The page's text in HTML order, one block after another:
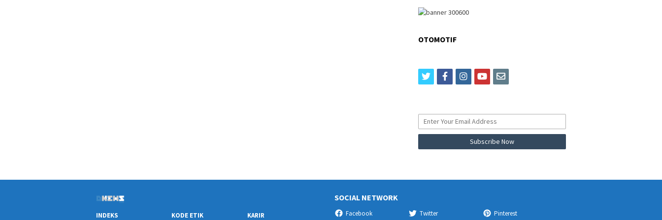
OTOMOTIF
twitterfacebookinstagram
youtubeemail
INDEKS KODE ETIK KARIR
SOCIAL NETWORK
Facebook Twitter Pinterest